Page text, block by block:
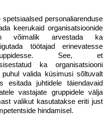
spetsiaalsed personaliarenduse
keerukaid organisatsioonide
võimalik arvestada ka
töötajad erinevatesse
gruppidesse. See, et
ka organisatsiooni
valida küsimusi sõltuvalt
esitada juhtidele täiendavaid
vastajate gruppidele välja
valikut kasutatakse eriti just
hindamisel.